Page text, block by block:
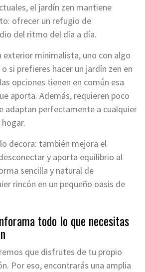
el jardín zen mantiene
ofrecer un refugio de
del ritmo del día a día.
exterior minimalista, uno con algo
si prefieres hacer un jardín zen en
opciones tienen en común esa
aporta. Además, requieren poco
adaptan perfectamente a cualquier
decora: también mejora el
y aporta equilibrio al
sencilla y natural de
rincón en un pequeño oasis de
todo lo que necesitas
que disfrutes de tu propio
Por eso, encontrarás una amplia